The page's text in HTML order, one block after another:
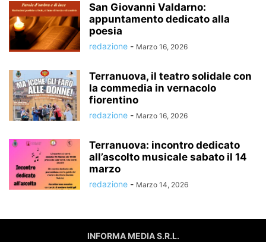
San Giovanni Valdarno:
appuntamento dedicato alla
poesia
redazione - Marzo 16, 2026
Terranuova, il teatro solidale con
la commedia in vernacolo
fiorentino
redazione - Marzo 16, 2026
Terranuova: incontro dedicato
all’ascolto musicale sabato il 14
marzo
redazione - Marzo 14, 2026
INFORMA MEDIA S.R.L.